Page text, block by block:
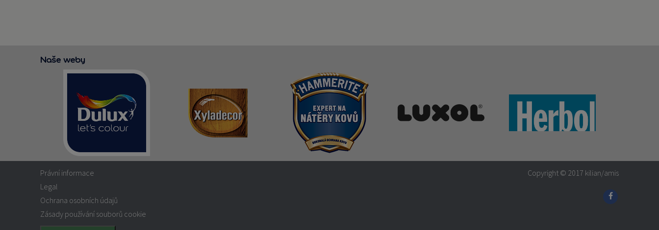
Naše weby
Copyright © 2017 kilian/amis
Právní informace
Legal
Ochrana osobních údajů
Zásady používání souborů cookie